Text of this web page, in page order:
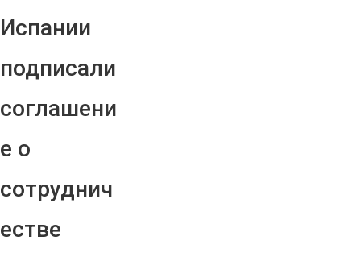
Испании
подписали
соглашени
е о
сотруднич
естве